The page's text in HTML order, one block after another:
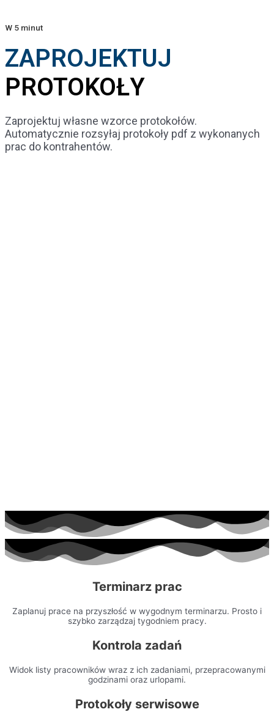
W 5 minut
ZAPROJEKTUJ
PROTOKOŁY
Zaprojektuj własne wzorce protokołów.
Automatycznie rozsyłaj protokoły pdf z wykonanych
prac do kontrahentów.
Terminarz prac
Zaplanuj prace na przyszłość w wygodnym terminarzu. Prosto i
szybko zarządzaj tygodniem pracy.
Kontrola zadań
Widok listy pracowników wraz z ich zadaniami, przepracowanymi
godzinami oraz urlopami.
Protokoły serwisowe